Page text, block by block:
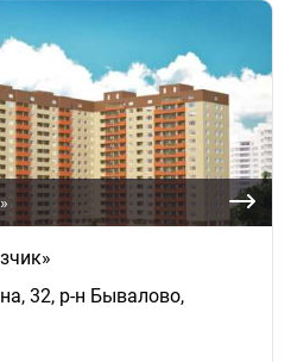
32, р-н Бывалово,